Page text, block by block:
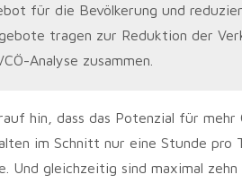
für die Bevölkerung und
tragen zur Reduktion der
Analyse zusammen.
hin, dass das Potenzial für
im Schnitt nur eine Stunde pro
Und gleichzeitig sind maximal